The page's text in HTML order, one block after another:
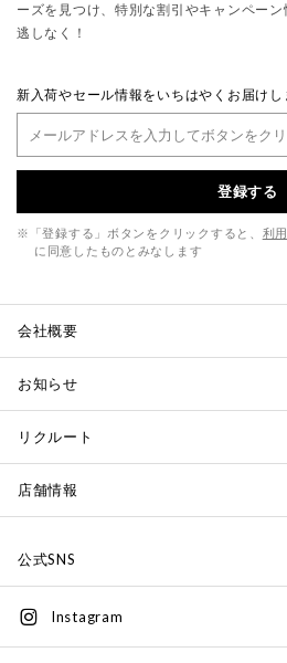
ーズを見つけ、特別な割引やキャンペー
逃しなく！
新入荷やセール情報をいちはやくお届けし
登録する
※「登録する」ボタンをクリックすると、 利
に同意したものとみなします
会社概要
お知らせ
リクルート
店舗情報
公式SNS
Instagram